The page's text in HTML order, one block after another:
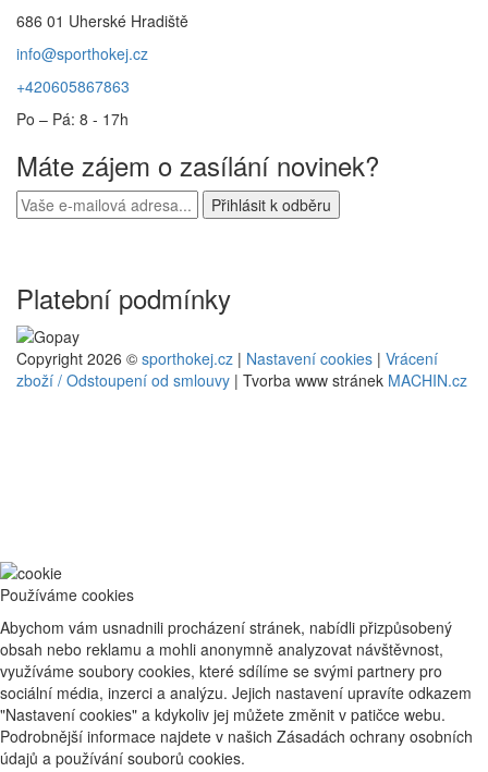
686 01 Uherské Hradiště
info@sporthokej.cz
+420605867863
Po – Pá: 8 - 17h
Máte zájem o zasílání novinek?
Platební podmínky
Copyright 2026 © sporthokej.cz | Nastavení cookies | Vrácení
zboží / Odstoupení od smlouvy | Tvorba www stránek MACHIN.cz
Používáme cookies
Abychom vám usnadnili procházení stránek, nabídli přizpůsobený
obsah nebo reklamu a mohli anonymně analyzovat návštěvnost,
využíváme soubory cookies, které sdílíme se svými partnery pro
sociální média, inzerci a analýzu. Jejich nastavení upravíte odkazem
"Nastavení cookies" a kdykoliv jej můžete změnit v patičce webu.
Podrobnější informace najdete v našich Zásadách ochrany osobních
údajů a používání souborů cookies.